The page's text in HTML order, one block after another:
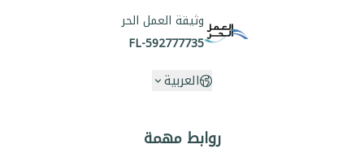
روابط مهمة
وثيقة العمل الحر
FL-592777735
العربية